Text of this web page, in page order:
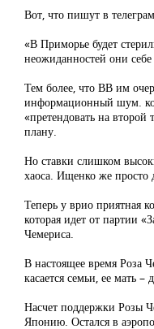
Вот, что пишут в
«В Приморье будет
неожиданностей они
Тем более, что ВВ им
информационный шум.
«претендовать на
плану.
Но ставки слишком
хаоса. Ищенко же просто
Теперь у врио приятная
которая идет от партии
Чемериса.
В настоящее время Роза
касается семьи, ее мать
Насчет поддержки Розы
Японию. Остался в